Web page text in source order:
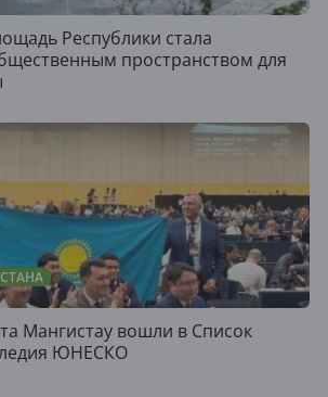
Республики стала
пространством для
Мангистау вошли в Список
ЮНЕСКО